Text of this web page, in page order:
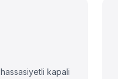
kapali